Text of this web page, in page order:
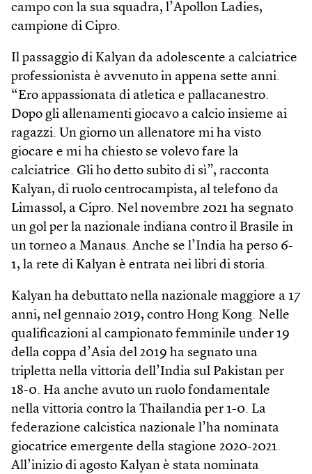
campo con la sua squadra, l’Apollon Ladies,
campione di Cipro.
Il passaggio di Kalyan da adolescente a calciatrice
professionista è avvenuto in appena sette anni.
“Ero appassionata di atletica e pallacanestro.
Dopo gli allenamenti giocavo a calcio insieme ai
ragazzi. Un giorno un allenatore mi ha visto
giocare e mi ha chiesto se volevo fare la
calciatrice. Gli ho detto subito di sì”, racconta
Kalyan, di ruolo centrocampista, al telefono da
Limassol, a Cipro. Nel novembre 2021 ha segnato
un gol per la nazionale indiana contro il Brasile in
un torneo a Manaus. Anche se l’India ha perso 6-
1, la rete di Kalyan è entrata nei libri di storia.
Kalyan ha debuttato nella nazionale maggiore a 17
anni, nel gennaio 2019, contro Hong Kong. Nelle
qualificazioni al campionato femminile under 19
della coppa d’Asia del 2019 ha segnato una
tripletta nella vittoria dell’India sul Pakistan per
18-0. Ha anche avuto un ruolo fondamentale
nella vittoria contro la Thailandia per 1-0. La
federazione calcistica nazionale l’ha nominata
giocatrice emergente della stagione 2020-2021.
All’inizio di agosto Kalyan è stata nominata